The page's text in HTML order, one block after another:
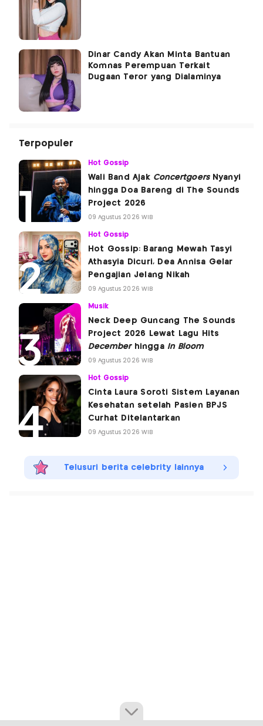
Dinar Candy Akan Minta Bantuan
Komnas Perempuan Terkait
Dugaan Teror yang Dialaminya
Terpopuler
Hot Gossip
Wali Band Ajak ConcertgoersNyanyi
hingga Doa Bareng di The Sounds
Project 2026
09 Agustus 2026 WIB
Hot Gossip
Hot Gossip: Barang Mewah Tasyi
Athasyia Dicuri, Dea Annisa Gelar
Pengajian Jelang Nikah
09 Agustus 2026 WIB
Musik
Neck Deep Guncang The Sounds
Project 2026 Lewat Lagu Hits
Decemberhingga In Bloom
09 Agustus 2026 WIB
Hot Gossip
Cinta Laura Soroti Sistem Layanan
Kesehatan setelah Pasien BPJS
Curhat Ditelantarkan
09 Agustus 2026 WIB
Telusuri berita celebrity lainnya